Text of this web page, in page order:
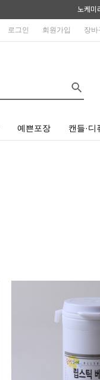
노케
로그인 회원가입 장바
예쁜포장 캔들·디